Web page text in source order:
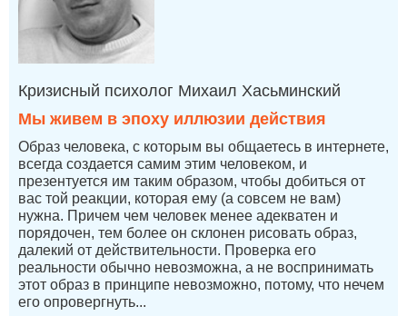
Кризисный психолог Михаил Хасьминский
Мы живем в эпоху иллюзии действия
Образ человека, с которым вы общаетесь в интернете,
всегда создается самим этим человеком, и
презентуется им таким образом, чтобы добиться от
вас той реакции, которая ему (а совсем не вам)
нужна. Причем чем человек менее адекватен и
порядочен, тем более он склонен рисовать образ,
далекий от действительности. Проверка его
реальности обычно невозможна, а не воспринимать
этот образ в принципе невозможно, потому, что нечем
его опровергнуть...